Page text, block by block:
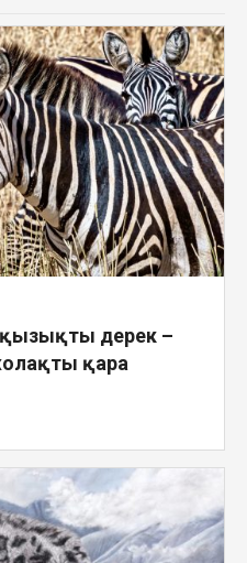
дерек –
қара